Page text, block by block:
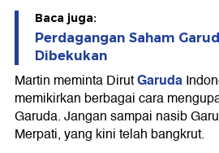
Baca juga:
Perdagangan Saham
Dibekukan
Martin meminta DirutGaruda
memikirkan berbagai cara
Garuda. Jangan sampai nasib
Merpati, yang kini telah bangkrut.